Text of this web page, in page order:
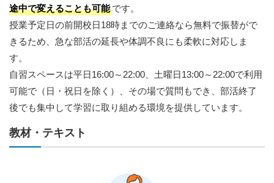
途中で変えることも可能 です。
授業予定日の前開校日18時までのご連絡なら無料で振替がで
きるため、急な部活の延長や体調不良にも柔軟に対応しま
す。
自習スペースは平日16:00～22:00、土曜日13:00～22:00で利用
可能で（日・祝日を除く）、その場で質問もでき、部活終了
後でも集中して学習に取り組める環境を提供しています。
教材・テキスト